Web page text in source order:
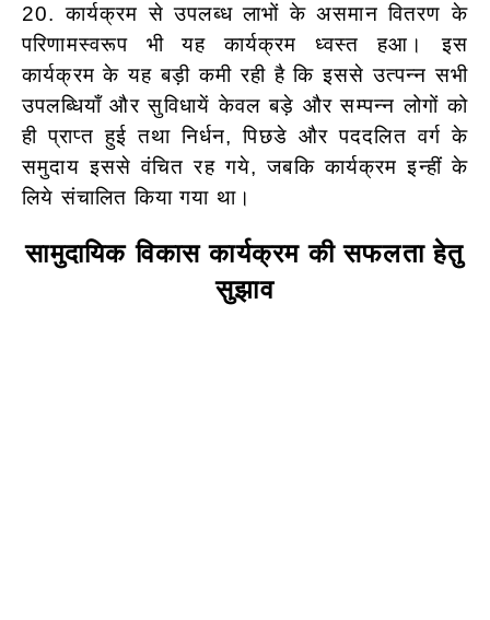
20. कार्यक्रम से उपलब्ध लाभों के असमान वितरण के
परिणामस्वरूप भी यह कार्यक्रम ध्वस्त हआ। इस
कार्यक्रम के यह बड़ी कमी रही है कि इससे उत्पन्न सभी
उपलब्धियाँ और सुविधायें केवल बड़े और सम्पन्न लोगों को
ही प्राप्त हुई तथा निर्धन, पिछडे और पददलित वर्ग के
समुदाय इससे वंचित रह गये, जबकि कार्यक्रम इन्हीं के
लिये संचालित किया गया था।
सामुदायिक विकास कार्यक्रम की सफलता हेतु
सुझाव